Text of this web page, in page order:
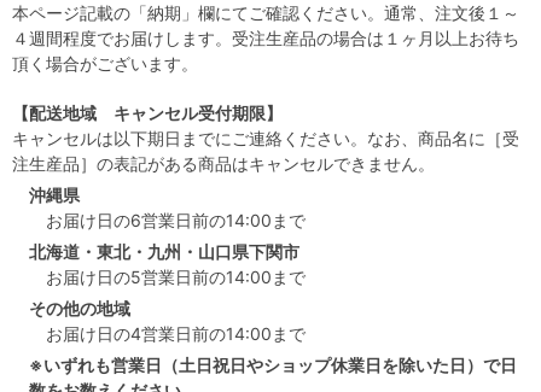
本ページ記載の「納期」欄にてご確認ください。通常、注文後１～
４週間程度でお届けします。受注生産品の場合は１ヶ月以上お待ち
頂く場合がございます。
【配送地域 キャンセル受付期限】
キャンセルは以下期日までにご連絡ください。なお、商品名に［受
注生産品］の表記がある商品はキャンセルできません。
沖縄県
お届け日の6営業日前の14:00まで
北海道・東北・九州・山口県下関市
お届け日の5営業日前の14:00まで
その他の地域
お届け日の4営業日前の14:00まで
※いずれも営業日（土日祝日やショップ休業日を除いた日）で日